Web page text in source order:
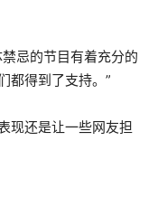
忌的节目有着充分的
都得到了支持。”
现还是让一些网友担